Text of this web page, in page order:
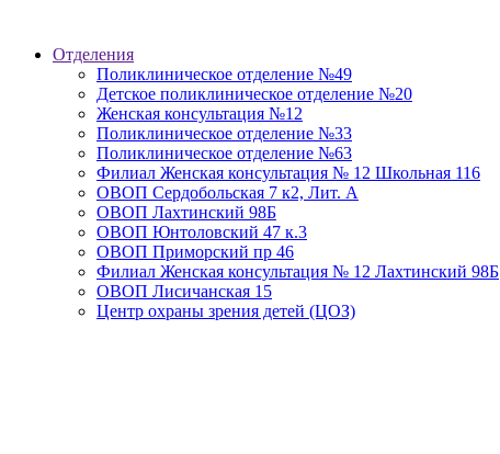
Отделения
Поликлиническое отделение №49
Детское поликлиническое отделение №20
Женская консультация №12
Поликлиническое отделение №33
Поликлиническое отделение №63
Филиал Женская консультация № 12 Школьная 116
ОВОП Сердобольская 7 к2, Лит. А
ОВОП Лахтинский 98Б
ОВОП Юнтоловский 47 к.3
ОВОП Приморский пр 46
Филиал Женская консультация № 12 Лахтинский 98Б
ОВОП Лисичанская 15
Центр охраны зрения детей (ЦОЗ)